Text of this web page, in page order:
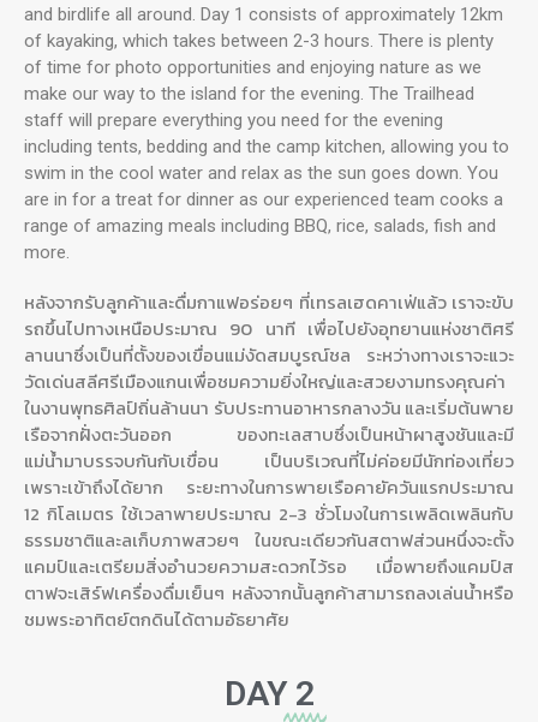
and birdlife all around. Day 1 consists of approximately 12km
of kayaking, which takes between 2-3 hours. There is plenty
of time for photo opportunities and enjoying nature as we
make our way to the island for the evening. The Trailhead
staff will prepare everything you need for the evening
including tents, bedding and the camp kitchen, allowing you to
swim in the cool water and relax as the sun goes down. You
are in for a treat for dinner as our experienced team cooks a
range of amazing meals including BBQ, rice, salads, fish and
more.
หลังจากรับลูกค้าและดื่มกาแฟอร่อยๆ ที่เทรลเฮดคาเฟ่แล้ว เราจะขับ
รถขึ้นไปทางเหนือประมาณ 90 นาที เพื่อไปยังอุทยานแห่งชาติศรี
ลานนาซึ่งเป็นที่ตั้งของเขื่อนแม่งัดสมบูรณ์ชล ระหว่างทางเราจะแวะ
วัดเด่นสลีศรีเมืองแกนเพื่อชมความยิ่งใหญ่และสวยงามทรงคุณค่า
ในงานพุทธศิลป์ถิ่นล้านนา รับประทานอาหารกลางวัน และเริ่มต้นพาย
เรือจากฝั่งตะวันออก ของทะเลสาบซึ่งเป็นหน้าผาสูงชันและมี
แม่น้ำมาบรรจบกันกับเขื่อน เป็นบริเวณที่ไม่ค่อยมีนักท่องเที่ยว
เพราะเข้าถึงได้ยาก ระยะทางในการพายเรือคายัควันแรกประมาณ
12 กิโลเมตร ใช้เวลาพายประมาณ 2-3 ชั่วโมงในการเพลิดเพลินกับ
ธรรมชาติและลเก็บภาพสวยๆ ในขณะเดียวกันสตาฟส่วนหนึ่งจะตั้ง
แคมป์และเตรียมสิ่งอำนวยความสะดวกไว้รอ เมื่อพายถึงแคมป์ส
ตาฟจะเสิร์ฟเครื่องดื่มเย็นๆ หลังจากนั้นลูกค้าสามารถลงเล่นน้ำหรือ
ชมพระอาทิตย์ตกดินได้ตามอัธยาศัย
DAY 2